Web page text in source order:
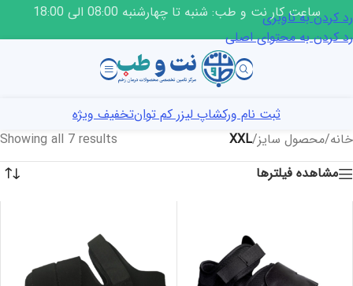
رد کردن به ناوبری
رد کردن به محتوای اصلی
ساعت کار نت و طب: شنبه تا چهارشنبه 08:00 الی 18:00
ثبت نام ورکشاپ لیزر کم توانتخفیف ویژه
خانه/محصول سایز/
XXL
Showing all 7 results
مشاهده فیلترها